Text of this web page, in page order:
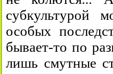
субкультурой
особых
бывает-то по
лишь смутные